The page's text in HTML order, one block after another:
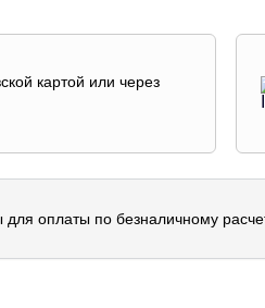
картой или через
оплаты по безналичному